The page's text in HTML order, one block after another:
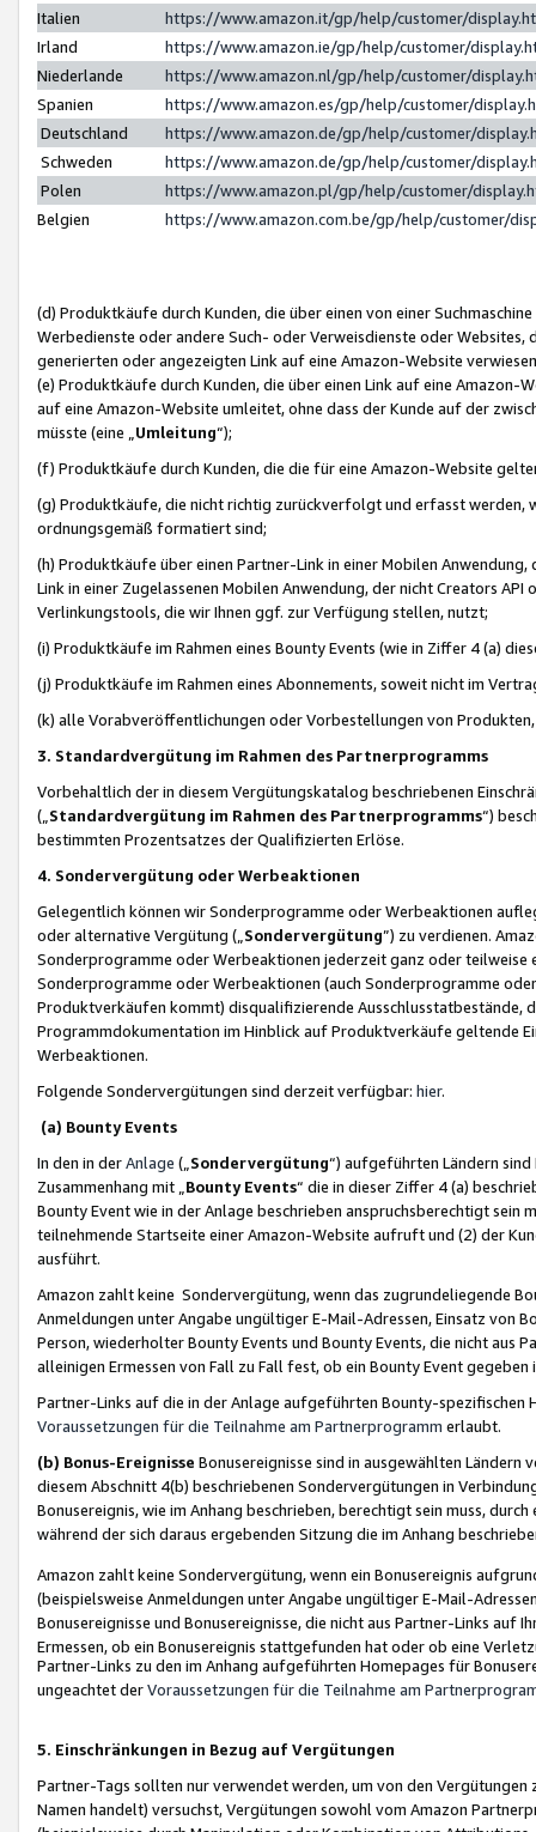
Italien
https://www.amazon.it/gp/help/customer/
Irland
https://www.amazon.ie/gp/help/customer/
Niederlande
https://www.amazon.nl/gp/help/customer/
Spanien
https://www.amazon.es/gp/help/customer/
Deutschland
https://www.amazon.de/gp/help/customer/
Schweden
https://www.amazon.de/gp/help/customer/
Polen
https://www.amazon.pl/gp/help/customer/
Belgien
https://www.amazon.com.be/gp/help/customer/
(d) Produktkäufe durch Kunden, die über einen von einer
Werbedienste oder andere Such- oder Verweisdienste oder Websites,
generierten oder angezeigten Link auf eine Amazon-Website
(e) Produktkäufe durch Kunden, die über einen Link auf eine
auf eine Amazon-Website umleitet, ohne dass der Kunde auf der
müsste (eine „ Umleitung“);
(f) Produktkäufe durch Kunden, die die für eine Amazon-Website
(g) Produktkäufe, die nicht richtig zurückverfolgt und erfasst werden,
ordnungsgemäß formatiert sind;
(h) Produktkäufe über einen Partner-Link in einer Mobilen
Link in einer Zugelassenen Mobilen Anwendung, der nicht Creators
Verlinkungstools, die wir Ihnen ggf. zur Verfügung stellen, nutzt;
(i) Produktkäufe im Rahmen eines Bounty Events (wie in Ziffer 4 (a)
(j) Produktkäufe im Rahmen eines Abonnements, soweit nicht im
(k) alle Vorabveröffentlichungen oder Vorbestellungen von
3. Standardvergütung im Rahmen des Partnerprogramms
Vorbehaltlich der in diesem Vergütungskatalog beschriebenen
(„ Standardvergütung im Rahmen des Partnerprogramms“)
bestimmten Prozentsatzes der Qualifizierten Erlöse.
4. Sondervergütung oder Werbeaktionen
Gelegentlich können wir Sonderprogramme oder Werbeaktionen
oder alternative Vergütung („ Sondervergütung”) zu verdienen.
Sonderprogramme oder Werbeaktionen jederzeit ganz oder
Sonderprogramme oder Werbeaktionen (auch Sonderprogramme
Produktverkäufen kommt) disqualifizierende Ausschlusstatbestände,
Programmdokumentation im Hinblick auf Produktverkäufe geltende
Werbeaktionen.
Folgende Sondervergütungen sind derzeit verfügbar: hier.
(a) Bounty Events
In den in derAnlage („ Sondervergütung“) aufgeführten Ländern
Zusammenhang mit „ Bounty Events“ die in dieser Ziffer 4 (a)
Bounty Event wie in der Anlage beschrieben anspruchsberechtigt sein
teilnehmende Startseite einer Amazon-Website aufruft und (2) der
ausführt.
Amazon zahlt keine Sondervergütung, wenn das zugrundeliegende
Anmeldungen unter Angabe ungültiger E-Mail-Adressen, Einsatz von
Person, wiederholter Bounty Events und Bounty Events, die nicht
alleinigen Ermessen von Fall zu Fall fest, ob ein Bounty Event
Partner-Links auf die in der Anlage aufgeführten Bounty-spezifischen
Voraussetzungen für die Teilnahme am Partnerprogramm erlaubt.
(b) Bonus-Ereignisse Bonusereignisse sind in ausgewählten Ländern
diesem Abschnitt 4(b) beschriebenen Sondervergütungen in
Bonusereignis, wie im Anhang beschrieben, berechtigt sein muss,
während der sich daraus ergebenden Sitzung die im Anhang
Amazon zahlt keine Sondervergütung, wenn ein Bonusereignis
(beispielsweise Anmeldungen unter Angabe ungültiger E-Mail-
Bonusereignisse und Bonusereignisse, die nicht aus Partner-Links auf
Ermessen, ob ein Bonusereignis stattgefunden hat oder ob eine
Partner-Links zu den im Anhang aufgeführten Homepages für
ungeachtet derVoraussetzungen für die Teilnahme am
5. Einschränkungen in Bezug auf Vergütungen
Partner-Tags sollten nur verwendet werden, um von den
Namen handelt) versuchst, Vergütungen sowohl vom Amazon